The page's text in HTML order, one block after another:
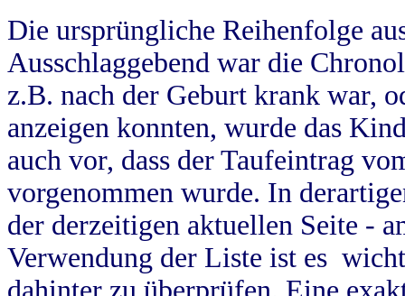
Die ursprüngliche Reihenfolge
Ausschlaggebend war die
z.B. nach der Geburt krank war,
anzeigen konnten, wurde das
auch vor, dass der Taufeintrag
vorgenommen wurde. In
der derzeitigen aktuellen Seite -
Verwendung der Liste ist es